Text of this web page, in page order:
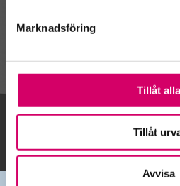
Marknadsföring
Tillåt alla
Tillåt
Avvisa
Lägg till i